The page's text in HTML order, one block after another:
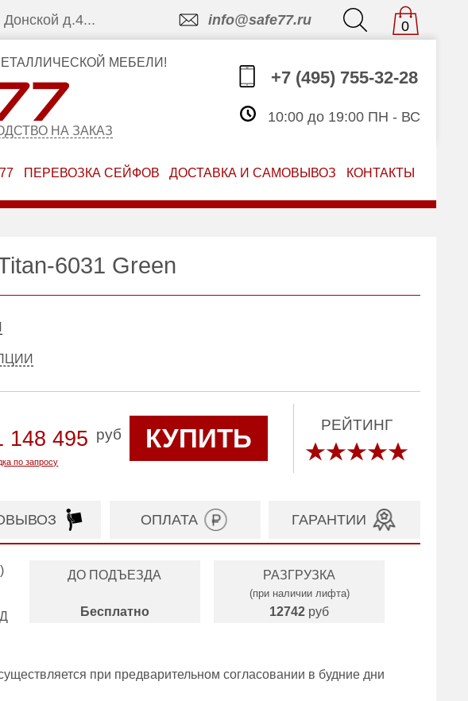
Донской д.4... info@safe77.ru 0
МЕБЕЛИ!
НА ЗАКАЗ
+7 (495) 755-32-28
10:00 до 19:00 ПН - ВС
ПЕРЕВОЗКА СЕЙФОВ ДОСТАВКА И САМОВЫВОЗ КОНТАКТЫ
6031 Green
148 495
по запросу
руб КУПИТЬ РЕЙТИНГ
ОПЛАТА ГАРАНТИИ
ДО ПОДЪЕЗДА
Бесплатно
РАЗГРУЗКА
(при наличии лифта)
12742 руб
при предварительном согласовании в будние дни